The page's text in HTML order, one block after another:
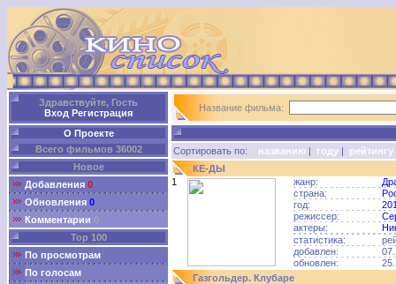
Здравствуйте, Гость
Вход Регистрация
О Проекте
Всего фильмов 36002
Новое
Добавления 0
Обновления 0
Комментарии 0
Top 100
По просмотрам
По голосам
Название фильма:
Сортировать по: названию | году | рейтингу
КЕ-ДЫ
1
жанр:
страна:
год:
режиссер:
актеры:
статистика:
добавлен:
обновлен:
Газгольдер. Клубаре